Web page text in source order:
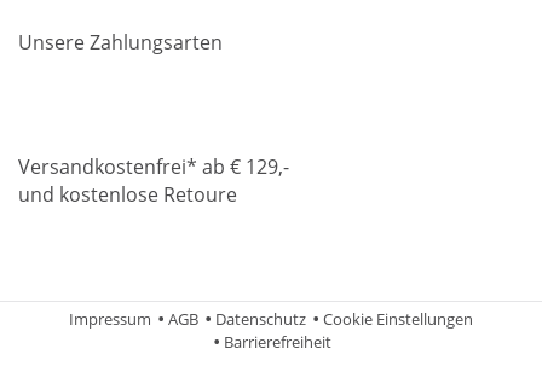
Unsere Zahlungsarten
Versandkostenfrei* ab € 129,-
und kostenlose Retoure
Impressum AGB Datenschutz
Cookie Einstellungen
Barrierefreiheit